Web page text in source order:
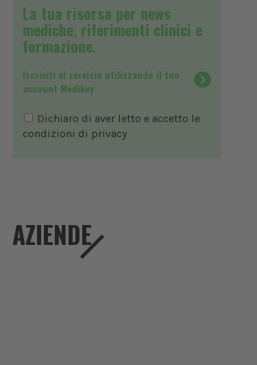
La tua risorsa per news
mediche, riferimenti clinici e
formazione.
Iscriviti al servizio utilizzando il tuo
account Medikey
Dichiaro di aver letto e accetto le
condizioni di privacy
AZIENDE